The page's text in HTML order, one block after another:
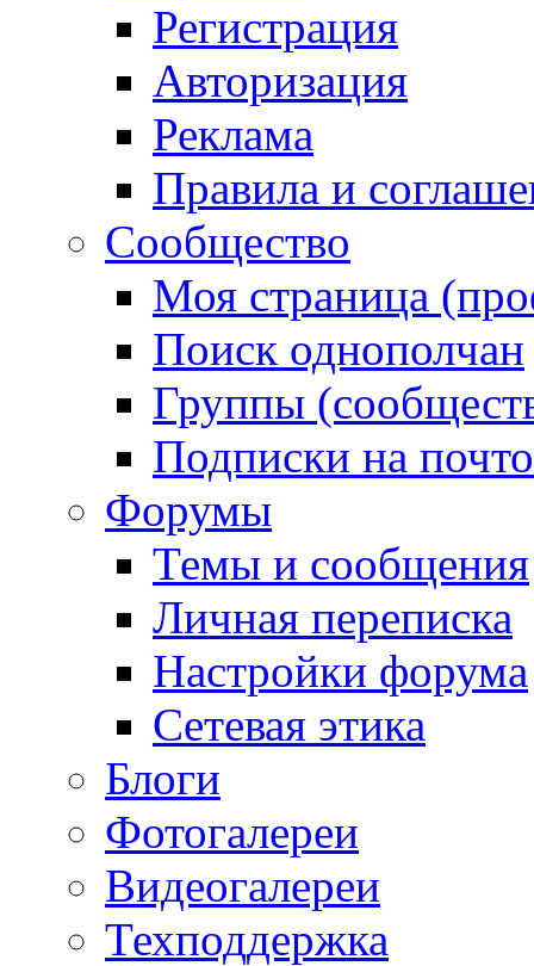
Регистрация
Авторизация
Реклама
Правила и
Сообщество
Моя страница
Поиск однополчан
Группы
Подписки на
Форумы
Темы и сообщения
Личная переписка
Настройки форума
Сетевая этика
Блоги
Фотогалереи
Видеогалереи
Техподдержка